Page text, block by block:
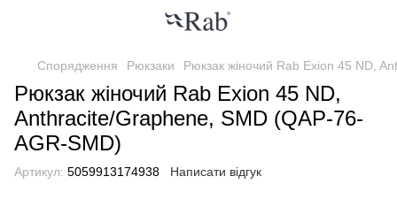
Спорядження Рюкзаки Рюкзак жіночий Rab Exion 45 ND,
Рюкзак жіночий Rab Exion 45 ND,
Anthracite/Graphene, SMD (QAP-76-
AGR-SMD)
Артикул: 5059913174938 Написати відгук